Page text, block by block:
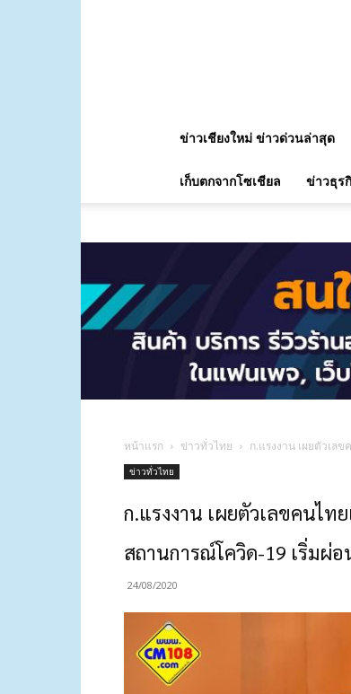
ข่าวเชียงใหม่ ข่าวด่วนล่าสุด
เก็บตกจากโซเชียล ข่าวธุร
หน้าแรก ข่าวทั่วไทย ก.แรงงาน เผยตัวเล
ข่าวทั่วไทย
ก.แรงงาน เผยตัวเลขคนไท
สถานการณ์โควิด-19 เริ่มผ่อ
24/08/2020